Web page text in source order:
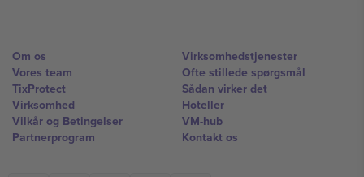
Om os
Vores team
TixProtect
Virksomhed
Vilkår og Betingelser
Partnerprogram
Virksomhedstjenester
Ofte stillede spørgsmål
Sådan virker det
Hoteller
VM-hub
Kontakt os